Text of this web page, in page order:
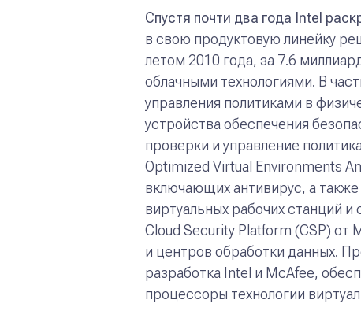
Спустя почти два года Intel
в свою продуктовую линейку
летом 2010 года, за 7.6
облачными технологиями. В
управления политиками в
устройства обеспечения
проверки и управление
Optimized Virtual Environments
включающих антивирус, а
виртуальных рабочих станций
Cloud Security Platform (CSP) от
и центров обработки данных.
разработка Intel и McAfee,
процессоры технологии